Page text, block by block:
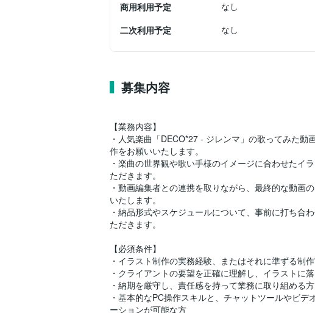
商用利用予定
なし
二次利用予定
なし
募集内容
【業務内容】
・人気楽曲「DECO*27 - ジレンマ」の歌ってみた動
作をお願いいたします。
・楽曲の世界観や歌い手様のイメージに合わせたイ
ただきます。
・動画編集者との連携を取りながら、最終的な動画
いたします。
・納品形式やスケジュールについて、事前に打ち合
ただきます。
【必須条件】
・イラスト制作の実務経験、またはそれに準ずる制
・クライアントの要望を正確に理解し、イラストに
・納期を厳守し、責任感を持って業務に取り組める方
・基本的なPC操作スキルと、チャットツールやビ
ーションが可能な方